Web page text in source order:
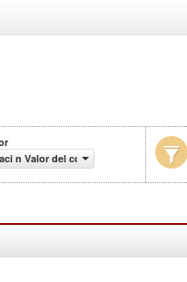
n Valor del comercio (en miles de